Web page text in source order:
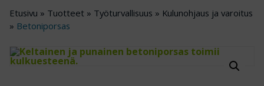
Etusivu » Tuotteet » Työturvallisuus » Kulunohjaus ja varoitus
» Betoniporsas